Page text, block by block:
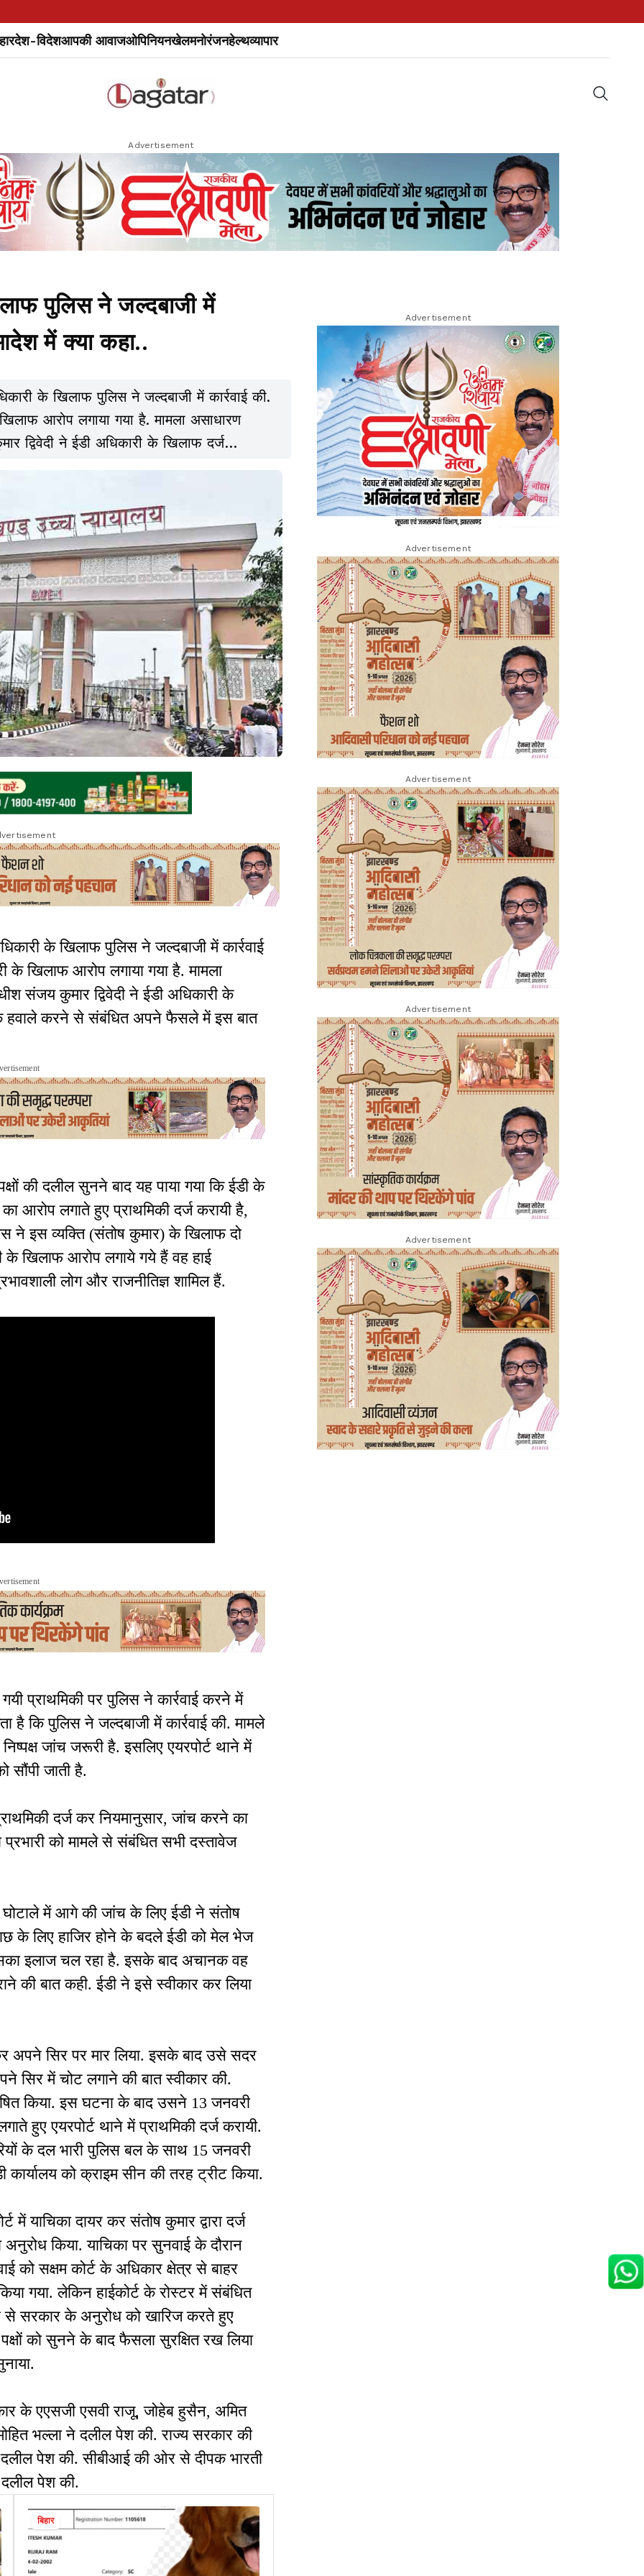
देश-विदेशआपकी आवाजओपिनियनखेलमनोरंजनहेल्थव्यापार
Advertisement
पुलिस ने जल्दबाजी में
में क्या कहा..
के खिलाफ पुलिस ने जल्दबाजी में कार्रवाई की.
आरोप लगाया गया है. मामला असाधारण
द्विवेदी ने ईडी अधिकारी के खिलाफ दर्ज
संबंधित अपने फैसले में इस बात का उल्लेख किया
के खिलाफ पुलिस ने जल्दबाजी में कार्रवाई
खिलाफ आरोप लगाया गया है. मामला
संजय कुमार द्विवेदी ने ईडी अधिकारी के
हवाले करने से संबंधित अपने फैसले में इस बात
की दलील सुनने बाद यह पाया गया कि ईडी के
आरोप लगाते हुए प्राथमिकी दर्ज करायी है,
ने इस व्यक्ति (संतोष कुमार) के खिलाफ दो
के खिलाफ आरोप लगाये गये हैं वह हाई
लोग और राजनीतिज्ञ शामिल हैं.
प्राथमिकी पर पुलिस ने कार्रवाई करने में
है कि पुलिस ने जल्दबाजी में कार्रवाई की. मामले
जांच जरूरी है. इसलिए एयरपोर्ट थाने में
सौंपी जाती है.
दर्ज कर नियमानुसार, जांच करने का
प्रभारी को मामले से संबंधित सभी दस्तावेज
में आगे की जांच के लिए ईडी ने संतोष
के लिए हाजिर होने के बदले ईडी को मेल भेज
इलाज चल रहा है. इसके बाद अचानक वह
की बात कही. ईडी ने इसे स्वीकार कर लिया
अपने सिर पर मार लिया. इसके बाद उसे सदर
सिर में चोट लगाने की बात स्वीकार की.
किया. इस घटना के बाद उसने 13 जनवरी
हुए एयरपोर्ट थाने में प्राथमिकी दर्ज करायी.
के दल भारी पुलिस बल के साथ 15 जनवरी
को क्राइम सीन की तरह ट्रीट किया.
में याचिका दायर कर संतोष कुमार द्वारा दर्ज
किया. याचिका पर सुनवाई के दौरान
को सक्षम कोर्ट के अधिकार क्षेत्र से बाहर
गया. लेकिन हाईकोर्ट के रोस्टर में संबंधित
से सरकार के अनुरोध को खारिज करते हुए
को सुनने के बाद फैसला सुरक्षित रख लिया
के एएसजी एसवी राजू, जोहेब हुसैन, अमित
भल्ला ने दलील पेश की. राज्य सरकार की
पेश की. सीबीआई की ओर से दीपक भारती
पेश की.
बिहार
Advertisement
Advertisement
Advertisement
Advertisement
Advertisement